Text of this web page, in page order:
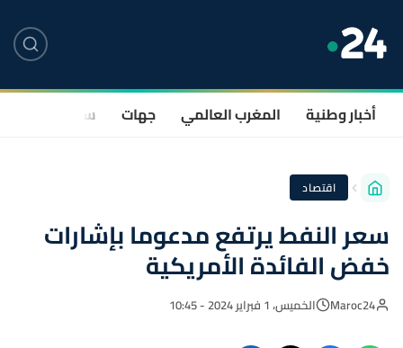
أخبار وطنية المغرب العالمي جهات سياسة
اقتصاد
سعر النفط يرتفع مدعوما بإشارات
خفض الفائدة الأمريكية
Maroc24 الخميس، 1 فبراير 2024 - 10:45